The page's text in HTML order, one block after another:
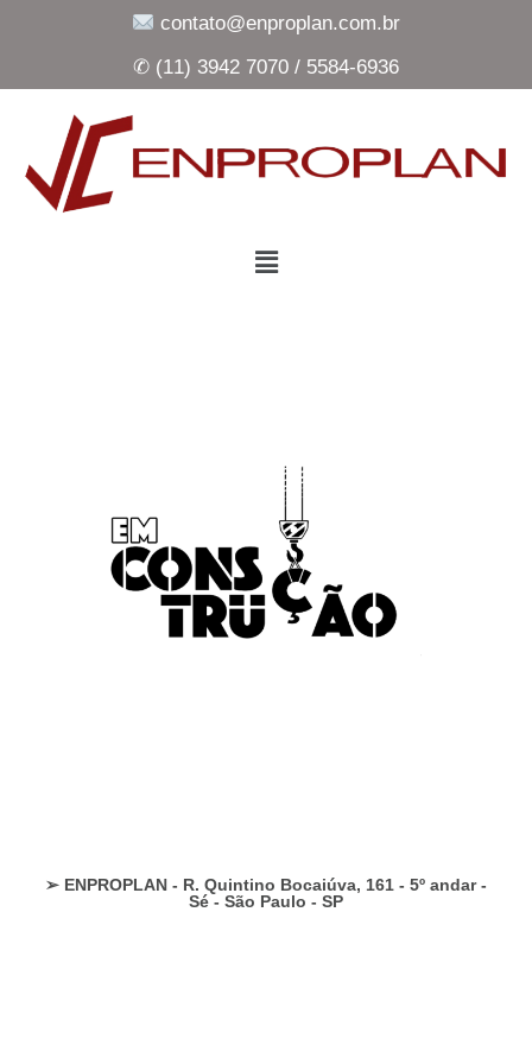
contato@enproplan.com.br
✆ (11) 3942 7070 / 5584-6936
➢ ENPROPLAN - R. Quintino Bocaiúva, 161 - 5º andar -
Sé - São Paulo - SP